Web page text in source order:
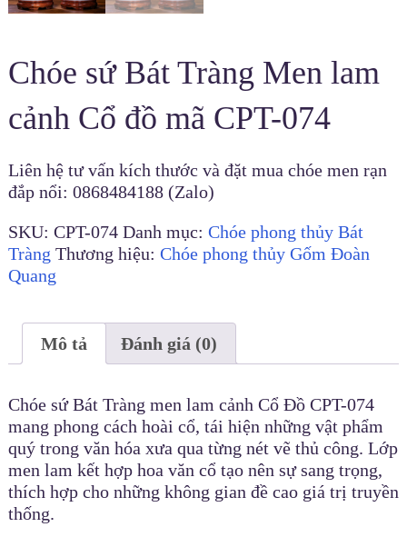
Chóe sứ Bát Tràng Men lam
cảnh Cổ đồ mã CPT-074
Liên hệ tư vấn kích thước và đặt mua chóe men rạn
đắp nổi: 0868484188 (Zalo)
SKU: CPT-074 Danh mục: Chóe phong thủy Bát
Tràng Thương hiệu: Chóe phong thủy Gốm Đoàn
Quang
Mô tả Đánh giá (0)
Chóe sứ Bát Tràng men lam cảnh Cổ Đồ CPT-074
mang phong cách hoài cổ, tái hiện những vật phẩm
quý trong văn hóa xưa qua từng nét vẽ thủ công. Lớp
men lam kết hợp hoa văn cổ tạo nên sự sang trọng,
thích hợp cho những không gian đề cao giá trị truyền
thống.